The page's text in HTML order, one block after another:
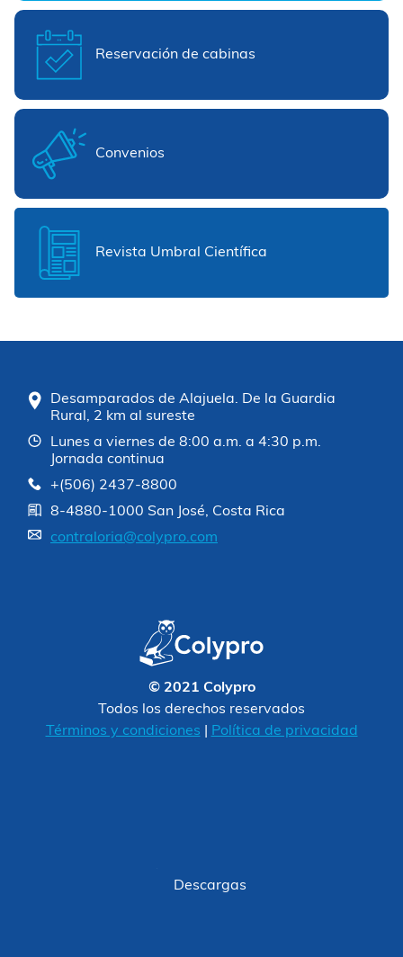
Reservación de cabinas
Convenios
Revista Umbral Científica
Desamparados de Alajuela. De la Guardia
Rural, 2 km al sureste
Lunes a viernes de 8:00 a.m. a 4:30 p.m.
Jornada continua
+(506) 2437-8800
8-4880-1000 San José, Costa Rica
contraloria@colypro.com
© 2021 Colypro
Todos los derechos reservados
Términos y condiciones
Política de privacidad
Descargas